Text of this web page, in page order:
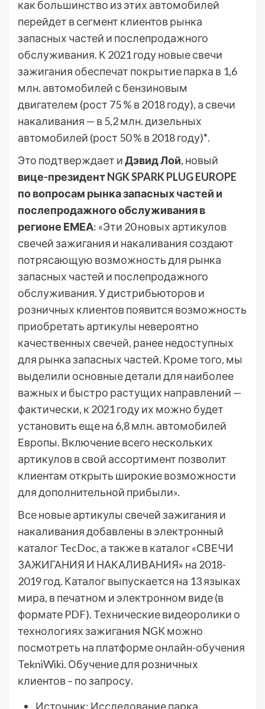
как большинство из этих автомобилей
перейдет в сегмент клиентов рынка
запасных частей и послепродажного
обслуживания. К 2021 году новые свечи
зажигания обеспечат покрытие парка в 1,6
млн. автомобилей с бензиновым
двигателем (рост 75 % в 2018 году), а свечи
накаливания — в 5,2 млн. дизельных
автомобилей (рост 50 % в 2018 году)*.
Это подтверждает иДэвид Лой, новый
вице-президент NGK SPARK PLUG EUROPE
по вопросам рынка запасных частей и
послепродажного обслуживания в
регионе ЕМЕА: «Эти 20 новых артикулов
свечей зажигания и накаливания создают
потрясающую возможность для рынка
запасных частей и послепродажного
обслуживания. У дистрибьюторов и
розничных клиентов появится возможность
приобретать артикулы невероятно
качественных свечей, ранее недоступных
для рынка запасных частей. Кроме того, мы
выделили основные детали для наиболее
важных и быстро растущих направлений —
фактически, к 2021 году их можно будет
установить еще на 6,8 млн. автомобилей
Европы. Включение всего нескольких
артикулов в свой ассортимент позволит
клиентам открыть широкие возможности
для дополнительной прибыли».
Все новые артикулы свечей зажигания и
накаливания добавлены в электронный
каталог TecDoc, а также в каталог «СВЕЧИ
ЗАЖИГАНИЯ И НАКАЛИВАНИЯ» на 2018-
2019 год. Каталог выпускается на 13 языках
мира, в печатном и электронном виде (в
формате PDF). Технические видеоролики о
технологиях зажигания NGK можно
посмотреть на платформе онлайн-обучения
TekniWiki. Обучение для розничных
клиентов – по запросу.
Источник: Исследование парка